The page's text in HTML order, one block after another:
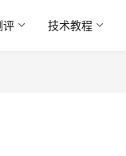
评 技术教程